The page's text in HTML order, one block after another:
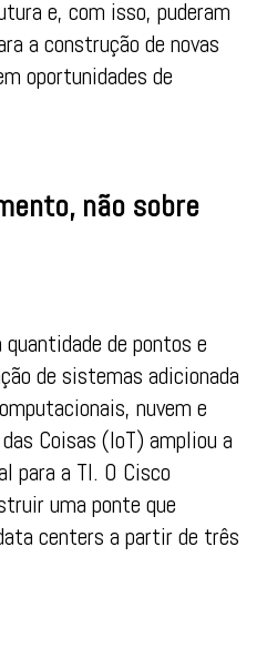
e, com isso, puderam
a construção de novas
oportunidades de
não sobre
quantidade de pontos e
de sistemas adicionada
nuvem e
Coisas (IoT) ampliou a
para a TI. O Cisco
uma ponte que
centers a partir de três